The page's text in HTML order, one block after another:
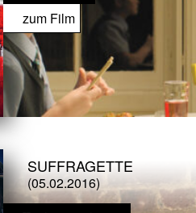
zum Film
SUFFRAGETTE
(05.02.2016)